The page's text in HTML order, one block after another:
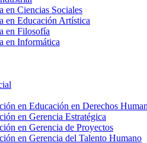
en Ciencias Sociales
en Educación Artística
en Filosofía
en Informática
en Educación en Derechos
en Gerencia Estratégica
en Gerencia de Proyectos
en Gerencia del Talento Humano